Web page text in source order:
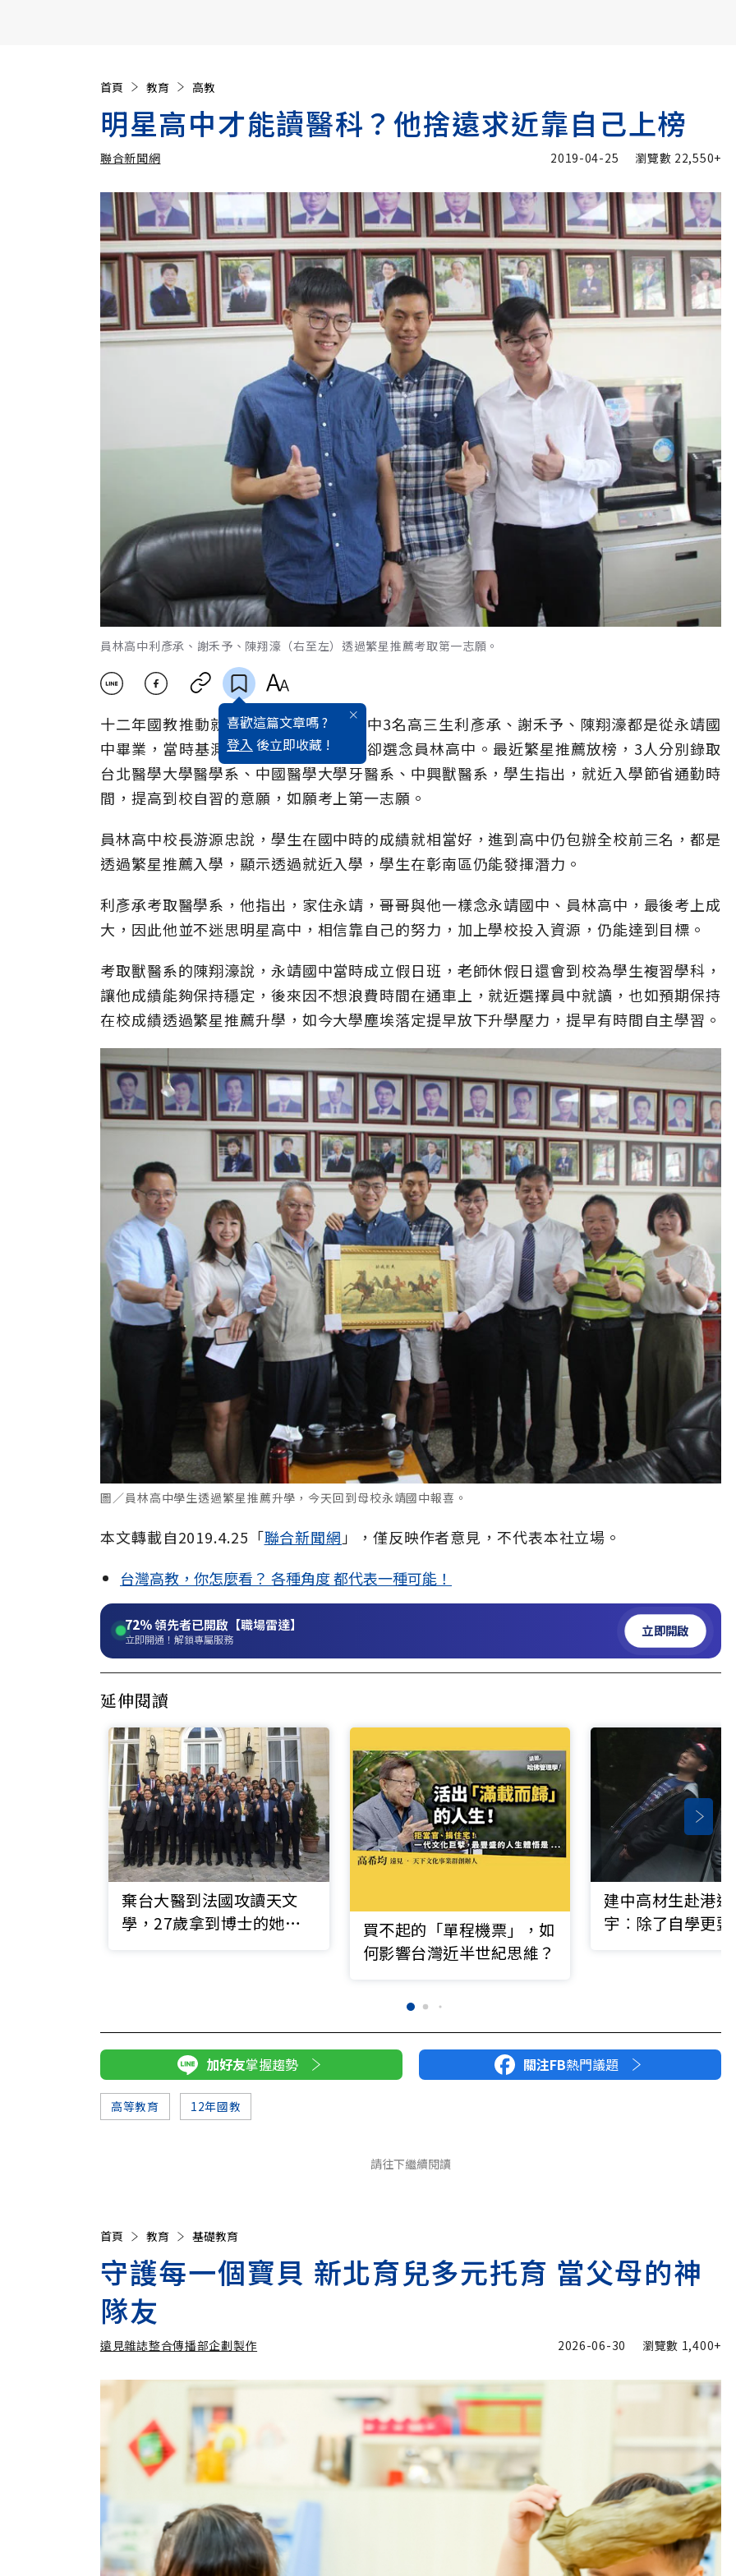
首頁 教育 高教
明星高中才能讀醫科？他捨遠求近靠自己上榜
聯合新聞網
聯合新聞網 加入追蹤
2019-04-25 瀏覽數 22,550+
員林高中利彥承、謝禾予、陳翔濠（右至左）透過繁星推薦考取第一志願。
喜歡這篇文章嗎 ?
登入 後立即收藏 !
十二年國教推動就近入學，彰化員林高中3名高三生利彥承、謝禾予、陳翔濠都是從永靖國
中畢業，當時基測成績可上彰化高中，卻選念員林高中。最近繁星推薦放榜，3人分別錄取
台北醫學大學醫學系、中國醫學大學牙醫系、中興獸醫系，學生指出，就近入學節省通勤時
間，提高到校自習的意願，如願考上第一志願。
員林高中校長游源忠說，學生在國中時的成績就相當好，進到高中仍包辦全校前三名，都是
透過繁星推薦入學，顯示透過就近入學，學生在彰南區仍能發揮潛力。
利彥承考取醫學系，他指出，家住永靖，哥哥與他一樣念永靖國中、員林高中，最後考上成
大，因此他並不迷思明星高中，相信靠自己的努力，加上學校投入資源，仍能達到目標。
考取獸醫系的陳翔濠說，永靖國中當時成立假日班，老師休假日還會到校為學生複習學科，
讓他成績能夠保持穩定，後來因不想浪費時間在通車上，就近選擇員中就讀，也如預期保持
在校成績透過繁星推薦升學，如今大學塵埃落定提早放下升學壓力，提早有時間自主學習。
圖／員林高中學生透過繁星推薦升學，今天回到母校永靖國中報喜。
本文轉載自2019.4.25「聯合新聞網 」，僅反映作者意見，不代表本社立場。
台灣高教，你怎麼看？ 各種角度 都代表一種可能！
72%領先者已開啟【職場雷達】
立即開通！解鎖專屬服務
立即開啟
延伸閱讀
棄台大醫到法國攻讀天文
學，27歲拿到博士的她決
買不起的「單程機票」，如
何影響台灣近半世紀思維？
建中高材生赴港
宇︰除了自學更
加好友掌握趨勢 關注FB熱門議題
高等教育 12年國教
請往下繼續閱讀
首頁 教育 基礎教育
守護每一個寶貝 新北育兒多元托育 當父母的神
隊友
遠見雜誌整合傳播部企劃製作
加入追蹤
2026-06-30 瀏覽數 1,400+